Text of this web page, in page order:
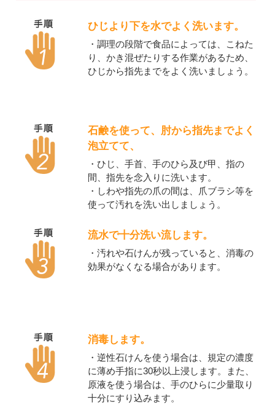
ひじより下を水でよく洗います。
・調理の段階で食品によっては、こねた
り、かき混ぜたりする作業があるため、
ひじから指先までをよく洗いましょう。
石鹸を使って、肘から指先までよく
泡立てて、
・ひじ、手首、手のひら及び甲、指の
間、指先を念入りに洗います。
・しわや指先の爪の間は、爪ブラシ等を
使って汚れを洗い出しましょう。
流水で十分洗い流します。
・汚れや石けんが残っていると、消毒の
効果がなくなる場合があります。
消毒します。
・逆性石けんを使う場合は、規定の濃度
に薄め手指に30秒以上浸します。また、
原液を使う場合は、手のひらに少量取り
十分にすり込みます。